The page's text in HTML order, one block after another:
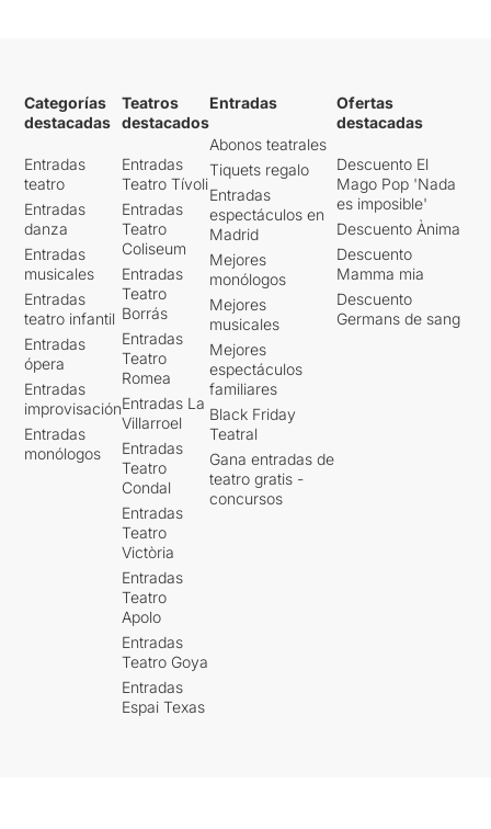
Categorías
destacadas
Entradas
teatro
Entradas
danza
Entradas
musicales
Entradas
teatro infantil
Entradas
ópera
Entradas
improvisación
Entradas
monólogos
Teatros
destacados
Entradas
Teatro Tívoli
Entradas
Teatro
Coliseum
Entradas
Teatro
Borrás
Entradas
Teatro
Romea
Entradas La
Villarroel
Entradas
Teatro
Condal
Entradas
Teatro
Victòria
Entradas
Teatro
Apolo
Entradas
Teatro Goya
Entradas
Espai Texas
Entradas
Abonos teatrales
Tiquets regalo
Entradas
espectáculos en
Madrid
Mejores
monólogos
Mejores
musicales
Mejores
espectáculos
familiares
Black Friday
Teatral
Gana entradas de
teatro gratis -
concursos
Ofertas
destacadas
Descuento El
Mago Pop 'Nada
es imposible'
Descuento Ànima
Descuento
Mamma mia
Descuento
Germans de sang